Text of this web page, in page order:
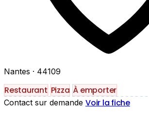
Nantes · 44109
Restaurant Pizza À emporter
Contact sur demande Voir la fiche